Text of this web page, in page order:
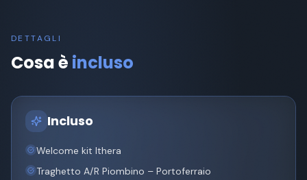
DETTAGLI
Cosa è incluso
Incluso
Welcome kit Ithera
Traghetto A/R Piombino – Portoferraio